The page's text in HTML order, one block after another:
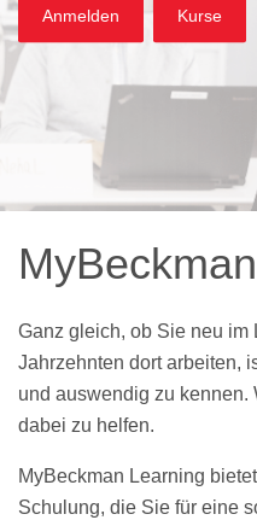
Anmelden Kurse
Ganz gleich, ob Sie neu im
Jahrzehnten dort arbeiten,
und auswendig zu kennen.
dabei zu helfen.
MyBeckman Learning
Schulung, die Sie für eine